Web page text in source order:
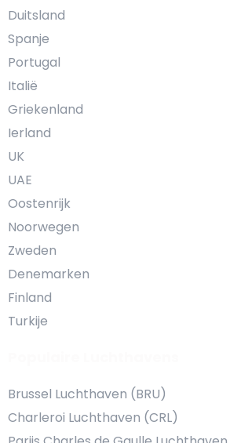
Duitsland
Spanje
Portugal
Italië
Griekenland
Ierland
UK
UAE
Oostenrijk
Noorwegen
Zweden
Denemarken
Finland
Turkije
Brussel Luchthaven (BRU)
Charleroi Luchthaven (CRL)